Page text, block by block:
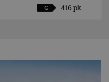
G 416 pk